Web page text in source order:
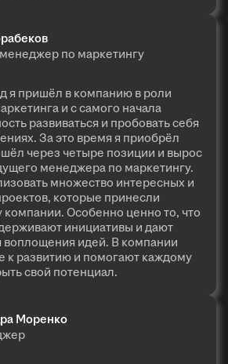
по маркетингу
я пришёл в компанию в роли
и с самого начала
развиваться и пробовать себя
За это время я приобрёл
через четыре позиции и вырос
менеджера по маркетингу.
множество интересных и
которые принесли
Особенно ценно то, что
инициативы и дают
воплощения идей. В компании
к развитию и помогают каждому
свой потенциал.
Моренко